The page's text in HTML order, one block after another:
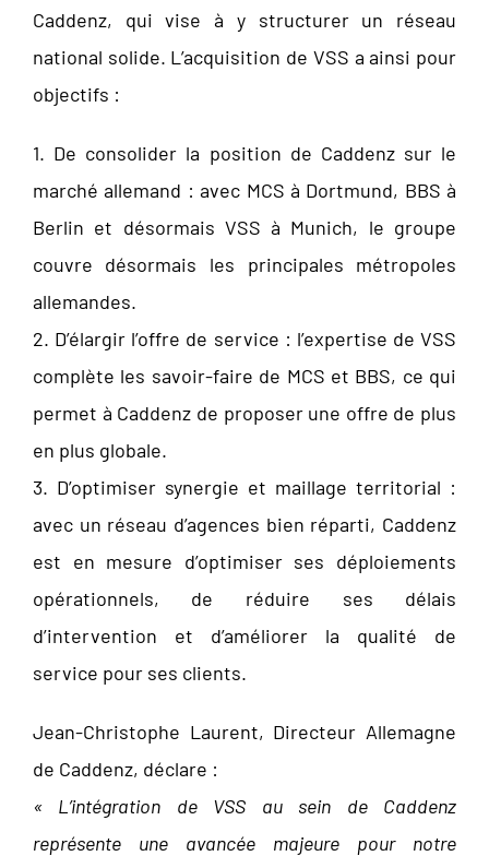
Caddenz, qui vise à y structurer un réseau
national solide. L’acquisition de VSS a ainsi pour
objectifs :
1. De consolider la position de Caddenz sur le
marché allemand : avec MCS à Dortmund, BBS à
Berlin et désormais VSS à Munich, le groupe
couvre désormais les principales métropoles
allemandes.
2. D’élargir l’offre de service : l’expertise de VSS
complète les savoir-faire de MCS et BBS, ce qui
permet à Caddenz de proposer une offre de plus
en plus globale.
3. D’optimiser synergie et maillage territorial :
avec un réseau d’agences bien réparti, Caddenz
est en mesure d’optimiser ses déploiements
opérationnels, de réduire ses délais
d’intervention et d’améliorer la qualité de
service pour ses clients.
Jean-Christophe Laurent, Directeur Allemagne
de Caddenz, déclare :
« L’intégration de VSS au sein de Caddenz
représente une avancée majeure pour notre